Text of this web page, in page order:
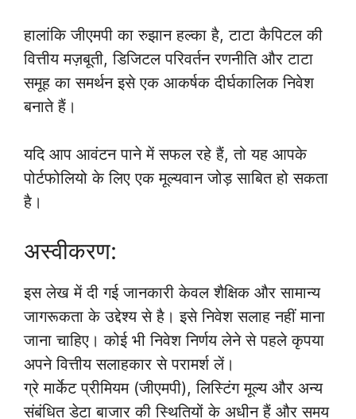
हालांकि जीएमपी का रुझान हल्का है, टाटा कैपिटल की
वित्तीय मज़बूती, डिजिटल परिवर्तन रणनीति और टाटा
समूह का समर्थन इसे एक आकर्षक दीर्घकालिक निवेश
बनाते हैं।
यदि आप आवंटन पाने में सफल रहे हैं, तो यह आपके
पोर्टफोलियो के लिए एक मूल्यवान जोड़ साबित हो सकता
है।
अस्वीकरण:
इस लेख में दी गई जानकारी केवल शैक्षिक और सामान्य
जागरूकता के उद्देश्य से है। इसे निवेश सलाह नहीं माना
जाना चाहिए। कोई भी निवेश निर्णय लेने से पहले कृपया
अपने वित्तीय सलाहकार से परामर्श लें।
ग्रे मार्केट प्रीमियम (जीएमपी), लिस्टिंग मूल्य और अन्य
संबंधित डेटा बाजार की स्थितियों के अधीन हैं और समय